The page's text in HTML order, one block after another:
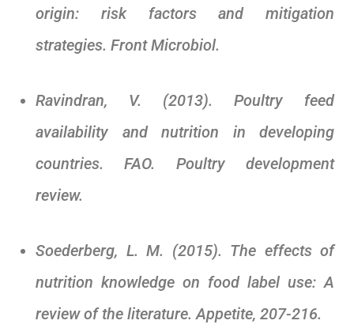
origin: risk factors and mitigation
strategies. Front Microbiol.
Ravindran, V. (2013). Poultry feed
availability and nutrition in developing
countries. FAO. Poultry development
review.
Soederberg, L. M. (2015). The effects of
nutrition knowledge on food label use: A
review of the literature. Appetite, 207-216.